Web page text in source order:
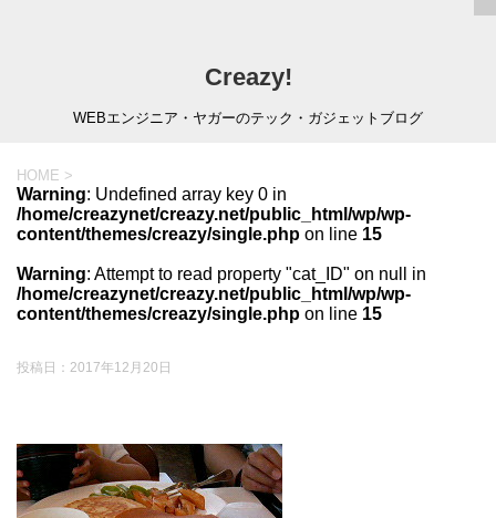
Creazy!
WEBエンジニア・ヤガーのテック・ガジェットブログ
HOME >
Warning: Undefined array key 0 in
/home/creazynet/creazy.net/public_html/wp/wp-
content/themes/creazy/single.php on line 15
Warning: Attempt to read property "cat_ID" on null in
/home/creazynet/creazy.net/public_html/wp/wp-
content/themes/creazy/single.php on line 15
投稿日： 2017年12月20日